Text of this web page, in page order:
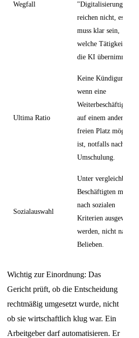
Wegfall
"Digitalisierung"
reichen nicht, es
muss klar sein,
welche Tätigkeiten
die KI übernimmt.
Ultima Ratio
Keine Kündigung,
wenn eine
Weiterbeschäftigung
auf einem anderen
freien Platz möglich
ist, notfalls nach
Umschulung.
Sozialauswahl
Unter vergleichbaren
Beschäftigten muss
nach sozialen
Kriterien ausgewählt
werden, nicht nach
Belieben.
Wichtig zur Einordnung: Das
Gericht prüft, ob die Entscheidung
rechtmäßig umgesetzt wurde, nicht
ob sie wirtschaftlich klug war. Ein
Arbeitgeber darf automatisieren. Er